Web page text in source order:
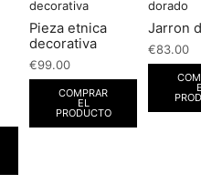
Pieza etnica
decorativa
€99.00
COMPRAR
EL
PRODUCTO
Jarron
€83.00